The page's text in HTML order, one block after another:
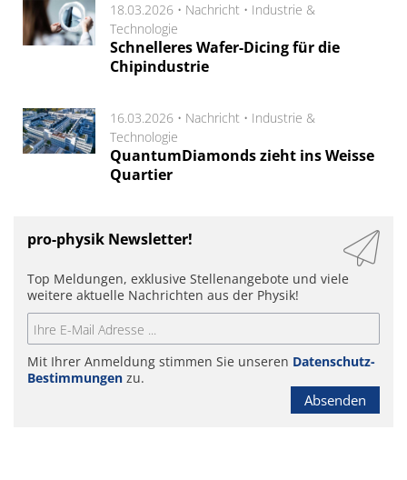
18.03.2026 • Nachricht • Industrie &
Technologie
Schnelleres Wafer-Dicing für die
Chipindustrie
16.03.2026 • Nachricht • Industrie &
Technologie
QuantumDiamonds zieht ins Weisse
Quartier
pro-physik Newsletter!
Top Meldungen, exklusive Stellenangebote und viele
weitere aktuelle Nachrichten aus der Physik!
Mit Ihrer Anmeldung stimmen Sie unseren Datenschutz-
Bestimmungen zu.
Absenden